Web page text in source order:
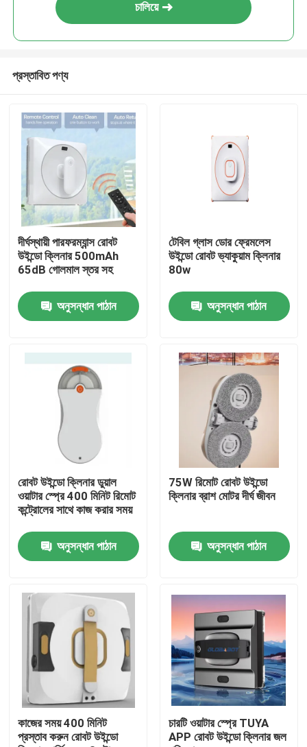
আমাদের সম্পর্কে
উদ্ধৃতির জন্য আবেদন
রোবট ভ্যাকুয়াম ক্লিনার
রোবট উইন্ডো ক্লিনার
চালিয়ে
প্রস্তাবিত পণ্য
দীর্ঘস্থায়ী পারফরম্যান্স রোবট
উইন্ডো ক্লিনার 500mAh
65dB গোলমাল স্তর সহ
অনুসন্ধান পাঠান
টেবিল গ্লাস ডোর ফ্রেমলেস
উইন্ডো রোবট ভ্যাকুয়াম ক্লিনার
80w
অনুসন্ধান পাঠান
রোবট উইন্ডো ক্লিনার ডুয়াল
ওয়াটার স্প্রে 400 মিনিট রিমোট
কন্ট্রোলের সাথে কাজ করার সময়
অনুসন্ধান পাঠান
75W রিমোট রোবট উইন্ডো
ক্লিনার ব্রাশ মোটর দীর্ঘ জীবন
অনুসন্ধান পাঠান
কাজের সময় 400 মিনিট
প্রস্তাব করুন রোবট উইন্ডো
চারটি ওয়াটার স্প্রে TUYA
APP রোবট উইন্ডো ক্লিনার জল